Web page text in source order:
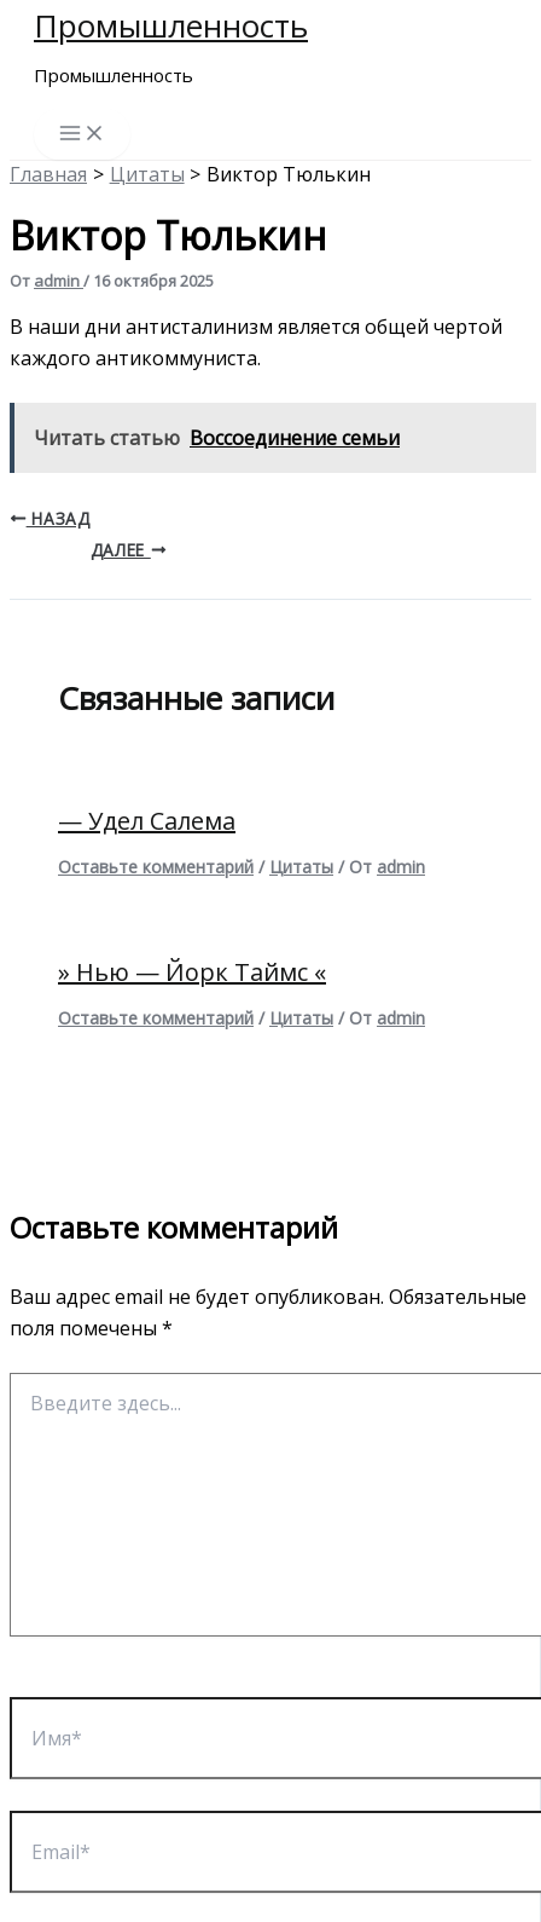
Перейти
содержимому
Промышленность
Промышленность
Главная Цитаты Виктор Тюлькин
Виктор Тюлькин
От admin/ 16 октября 2025
В наши дни антисталинизм является общей чертой
каждого антикоммуниста.
Читать статью Воссоединение семьи
НАЗАД
ДАЛЕЕ
Связанные записи
— Удел Салема
Оставьте комментарий / Цитаты / От admin
» Нью — Йорк Таймс «
Оставьте комментарий / Цитаты / От admin
Оставьте комментарий
Ваш адрес email не будет опубликован. Обязательные
поля помечены *
здесь...